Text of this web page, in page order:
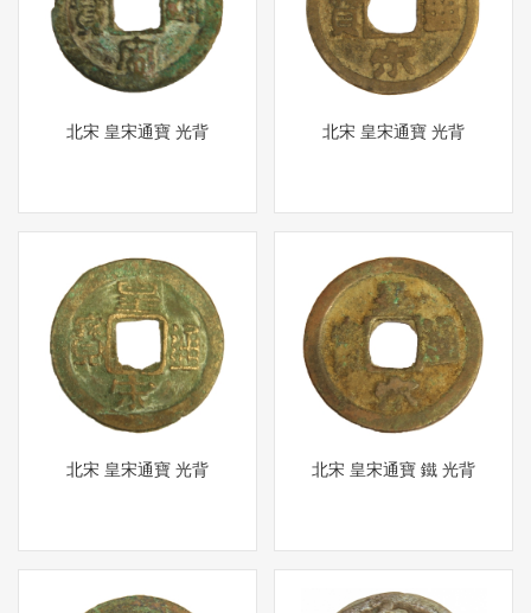
北宋 皇宋通寶 光背 北宋 皇宋通寶 光背
北宋 皇宋通寶 光背 北宋 皇宋通寶 鐵 光背